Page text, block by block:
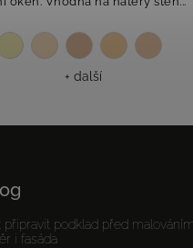
+ další
připravit podklad před
i fasáda